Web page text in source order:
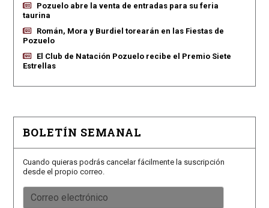
Pozuelo abre la venta de entradas para su feria
taurina
Román, Mora y Burdiel torearán en las Fiestas de
Pozuelo
El Club de Natación Pozuelo recibe el Premio Siete
Estrellas
BOLETÍN SEMANAL
Cuando quieras podrás cancelar fácilmente la suscripción
desde el propio correo.